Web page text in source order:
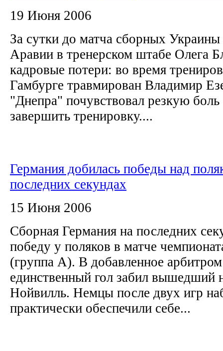
19 Июня 2006
За сутки до матча сборных
Аравии в тренерском штабе Олега
кадровые потери: во время
Гамбурге травмирован Владимир
"Днепра" почувствовал резкую
завершить тренировку....
Германия добилась победы над
последних секундах
15 Июня 2006
Сборная Германия на последних
победу у поляков в матче
(группа А). В добавленное
единственный гол забил вышедший
Нойвилль. Немцы после двух игр
практически обеспечили себе...